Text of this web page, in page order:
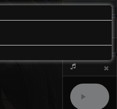
МЕНЮ
×